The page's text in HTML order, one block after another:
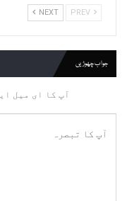
NEXT
جواب چھوڑیں
آپ کا ای میل